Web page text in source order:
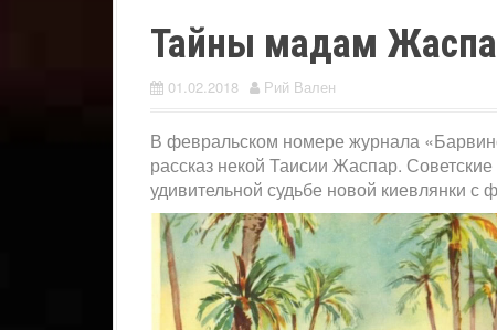
Тайны мадам
01.02.2018 Рий Вален
В февральском номере журнала
рассказ некой Таисии Жаспар.
удивительной судьбе новой киевлянки